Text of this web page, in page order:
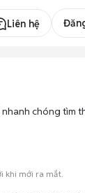
Liên hệ
chóng tìm
khi mới ra mắt.